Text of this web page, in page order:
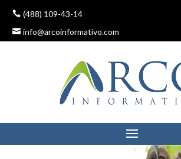
(488) 109-43-14
info@arcoinformativo.com